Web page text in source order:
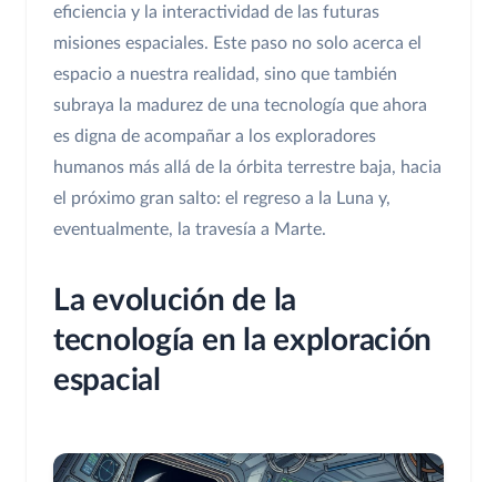
eficiencia y la interactividad de las futuras
misiones espaciales. Este paso no solo acerca el
espacio a nuestra realidad, sino que también
subraya la madurez de una tecnología que ahora
es digna de acompañar a los exploradores
humanos más allá de la órbita terrestre baja, hacia
el próximo gran salto: el regreso a la Luna y,
eventualmente, la travesía a Marte.
La evolución de la
tecnología en la exploración
espacial